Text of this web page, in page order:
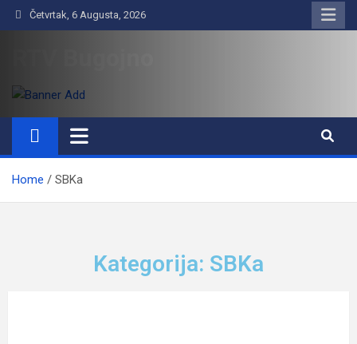
Četvrtak, 6 Augusta, 2026
Home SBKa
Kategorija: SBKa